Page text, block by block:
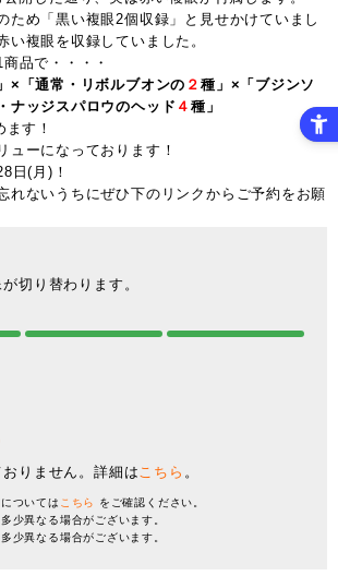
ため「黒い複眼2個収録」と見せかけていまし
い複眼を収録していました。
品で・・・・
×「通常・リボルブオンの ２ 種」×「ブジンソ
ナッジスパロウのヘッド ４種」
ます！
ューになっております！
日(月)！
れないうちにぜひ下のリンクからご予約をお願
切り替わります。
りません。詳細は こちら 。
ついては こちら
をご確認ください。
少異なる場合がございます。
少異なる場合がございます。